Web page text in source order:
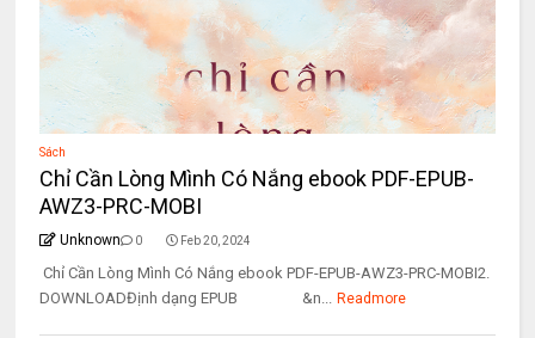
Sách
Chỉ Cần Lòng Mình Có Nắng ebook PDF-EPUB-
AWZ3-PRC-MOBI
Unknown 0 Feb 20, 2024
Chỉ Cần Lòng Mình Có Nắng ebook PDF-EPUB-AWZ3-PRC-MOBI2.
DOWNLOADĐịnh dạng EPUB &n... Readmore